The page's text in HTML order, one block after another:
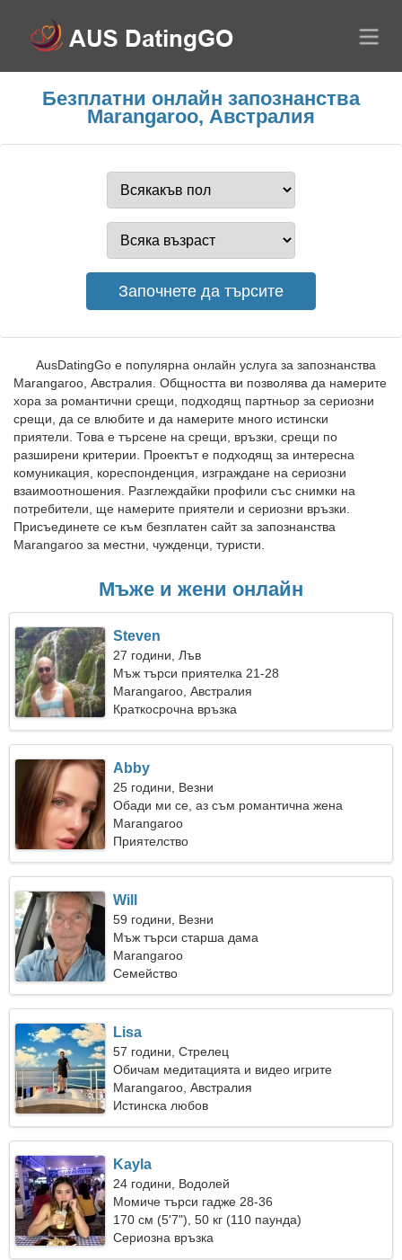
Безплатни онлайн запознанства
Marangaroo, Австралия
AusDatingGo е популярна онлайн услуга за запознанства
Marangaroo, Австралия. Общността ви позволява да намерите
хора за романтични срещи, подходящ партньор за сериозни
срещи, да се влюбите и да намерите много истински
приятели. Това е търсене на срещи, връзки, срещи по
разширени критерии. Проектът е подходящ за интересна
комуникация, кореспонденция, изграждане на сериозни
взаимоотношения. Разглеждайки профили със снимки на
потребители, ще намерите приятели и сериозни връзки.
Присъединете се към безплатен сайт за запознанства
Marangaroo за местни, чужденци, туристи.
Мъже и жени онлайн
Steven
27 години, Лъв
Мъж търси приятелка 21-28
Marangaroo, Австралия
Краткосрочна връзка
Abby
25 години, Везни
Обади ми се, аз съм романтична жена
Marangaroo
Приятелство
Will
59 години, Везни
Мъж търси старша дама
Marangaroo
Семейство
Lisa
57 години, Стрелец
Обичам медитацията и видео игрите
Marangaroo, Австралия
Истинска любов
Kayla
24 години, Водолей
Момиче търси гадже 28-36
170 см (5'7"), 50 кг (110 паунда)
Сериозна връзка